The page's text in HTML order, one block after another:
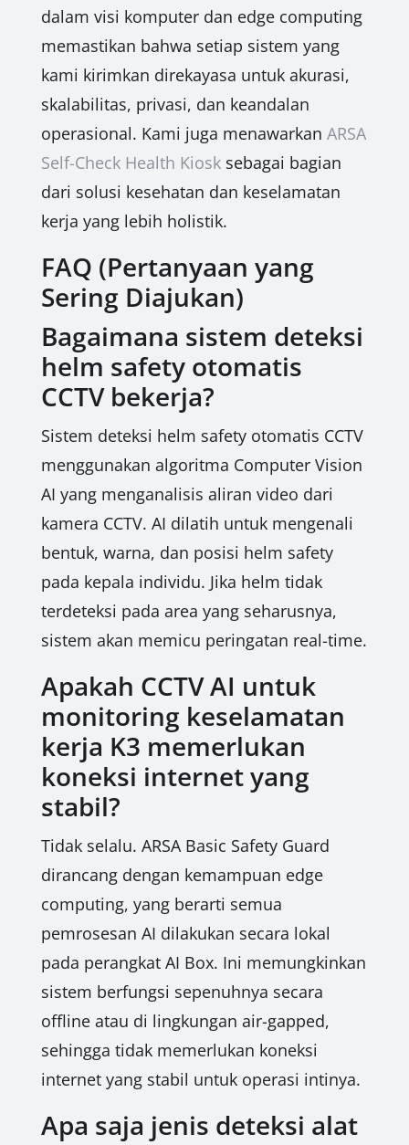
dalam visi komputer dan edge computing
memastikan bahwa setiap sistem yang
kami kirimkan direkayasa untuk akurasi,
skalabilitas, privasi, dan keandalan
operasional. Kami juga menawarkan ARSA
Self-Check Health Kiosksebagai bagian
dari solusi kesehatan dan keselamatan
kerja yang lebih holistik.
FAQ (Pertanyaan yang
Sering Diajukan)
Bagaimana sistem deteksi
helm safety otomatis
CCTV bekerja?
Sistem deteksi helm safety otomatis CCTV
menggunakan algoritma Computer Vision
AI yang menganalisis aliran video dari
kamera CCTV. AI dilatih untuk mengenali
bentuk, warna, dan posisi helm safety
pada kepala individu. Jika helm tidak
terdeteksi pada area yang seharusnya,
sistem akan memicu peringatan real-time.
Apakah CCTV AI untuk
monitoring keselamatan
kerja K3 memerlukan
koneksi internet yang
stabil?
Tidak selalu. ARSA Basic Safety Guard
dirancang dengan kemampuan edge
computing, yang berarti semua
pemrosesan AI dilakukan secara lokal
pada perangkat AI Box. Ini memungkinkan
sistem berfungsi sepenuhnya secara
offline atau di lingkungan air-gapped,
sehingga tidak memerlukan koneksi
internet yang stabil untuk operasi intinya.
Apa saja jenis deteksi alat